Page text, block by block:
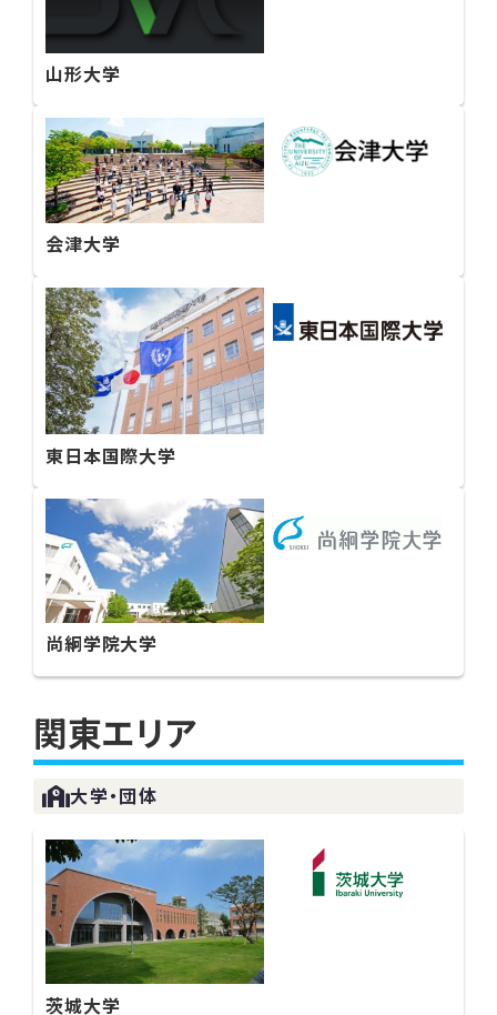
山形大学
会津大学
東日本国際大学
尚絅学院大学
関東エリア
大学・団体
茨城大学